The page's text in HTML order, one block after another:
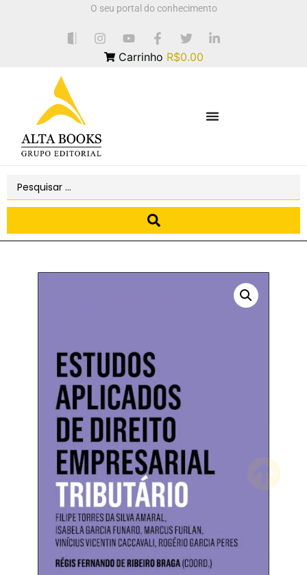
O seu portal do conhecimento
Carrinho R$0.00